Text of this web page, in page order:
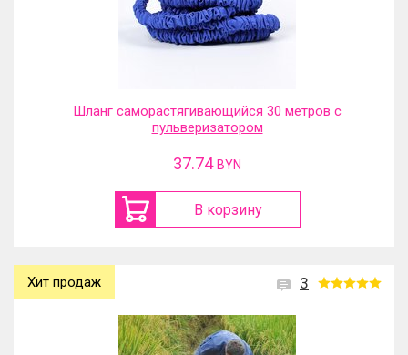
Шланг саморастягивающийся 30 метров с
пульверизатором
37.74 BYN
В корзину
3
Хит продаж